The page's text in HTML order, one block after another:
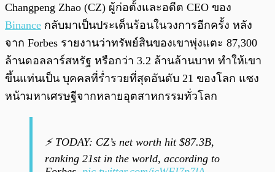
Changpeng Zhao (CZ) ผู้ก่อตั้งและอดีต CEO ของ
Binance กลับมาเป็นประเด็นร้อนในวงการอีกครั้ง หลัง
จาก Forbes รายงานว่าทรัพย์สินของเขาพุ่งแตะ 87,300
ล้านดอลลาร์สหรัฐ หรือกว่า 3.2 ล้านล้านบาท ทำให้เขา
ขึ้นแท่นเป็น บุคคลที่ร่ำรวยที่สุดอันดับ 21 ของโลก แซง
หน้ามหาเศรษฐีจากหลายอุตสาหกรรมทั่วโลก
⚡️ TODAY: CZ’s net worth hit $87.3B,
ranking 21st in the world, according to